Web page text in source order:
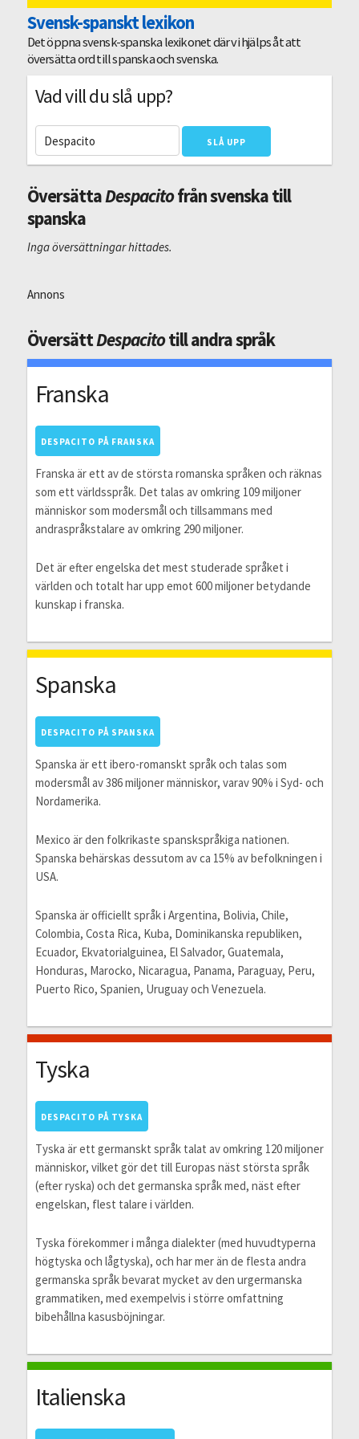
Svensk-spanskt lexikon
Det öppna svensk-spanska lexikonet där vi hjälps åt att
översätta ord till spanska och svenska.
Vad vill du slå upp?
ÖversättaDespacitofrån svenska till
spanska
Inga översättningar hittades.
Annons
ÖversättDespacitotill andra språk
Franska
DESPACITO PÅ FRANSKA
Franska är ett av de största romanska språken och räknas
som ett världsspråk. Det talas av omkring 109 miljoner
människor som modersmål och tillsammans med
andraspråkstalare av omkring 290 miljoner.
Det är efter engelska det mest studerade språket i
världen och totalt har upp emot 600 miljoner betydande
kunskap i franska.
Spanska
DESPACITO PÅ SPANSKA
Spanska är ett ibero-romanskt språk och talas som
modersmål av 386 miljoner människor, varav 90% i Syd- och
Nordamerika.
Mexico är den folkrikaste spanskspråkiga nationen.
Spanska behärskas dessutom av ca 15% av befolkningen i
USA.
Spanska är officiellt språk i Argentina, Bolivia, Chile,
Colombia, Costa Rica, Kuba, Dominikanska republiken,
Ecuador, Ekvatorialguinea, El Salvador, Guatemala,
Honduras, Marocko, Nicaragua, Panama, Paraguay, Peru,
Puerto Rico, Spanien, Uruguay och Venezuela.
Tyska
DESPACITO PÅ TYSKA
Tyska är ett germanskt språk talat av omkring 120 miljoner
människor, vilket gör det till Europas näst största språk
(efter ryska) och det germanska språk med, näst efter
engelskan, flest talare i världen.
Tyska förekommer i många dialekter (med huvudtyperna
högtyska och lågtyska), och har mer än de flesta andra
germanska språk bevarat mycket av den urgermanska
grammatiken, med exempelvis i större omfattning
bibehållna kasusböjningar.
Italienska